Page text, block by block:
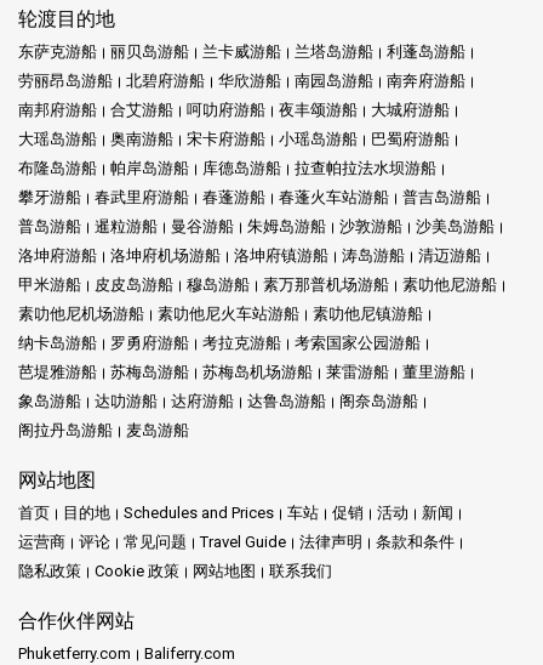
轮渡目的地
东萨克游船 丽贝岛游船 兰卡威游船 兰塔岛游船
利蓬岛游船
劳丽昂岛游船
北碧府游船 华欣游船 南园岛游船
南奔府游船
南邦府游船
合艾游船 呵叻府游船 夜丰颂游船
大城府游船
大瑶岛游船
奥南游船 宋卡府游船 小瑶岛游船
巴蜀府游船
布隆岛游船
帕岸岛游船 库德岛游船
拉查帕拉法水坝游船
攀牙游船
春武里府游船 春蓬游船 春蓬火车站游船
普吉岛游船
普岛游船
暹粒游船 曼谷游船 朱姆岛游船 沙敦游船
沙美岛游船
洛坤府游船
洛坤府机场游船 洛坤府镇游船 涛岛游船
清迈游船
甲米游船
皮皮岛游船 穆岛游船 素万那普机场游船
素叻他尼游船
素叻他尼机场游船
素叻他尼火车站游船
素叻他尼镇游船
纳卡岛游船
罗勇府游船 考拉克游船
考索国家公园游船
芭堤雅游船
苏梅岛游船 苏梅岛机场游船 莱雷游船
董里游船
象岛游船
达叻游船 达府游船 达鲁岛游船
阁奈岛游船
阁拉丹岛游船
麦岛游船
网站地图
首页 目的地 Schedules and Prices 车站 促销 活动
新闻
运营商
评论 常见问题 Travel Guide 法律声明
条款和条件
隐私政策
Cookie 政策 网站地图 联系我们
合作伙伴网站
Phuketferry.com Baliferry.com